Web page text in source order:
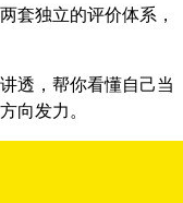
套独立的评价体系，
透，帮你看懂自己当
向发力。